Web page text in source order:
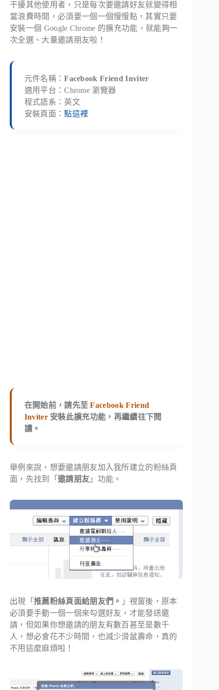
干擾其他使用者，只是每次要邀請好友就變得相
當浪費時間，必須要一個一個慢慢點，其實只要
安裝一個 Google Chrome 的擴充功能，就能夠一
次全選、大量邀請朋友啦！
元件名稱：Facebook Friend Inviter
適用平台：Chrome 瀏覽器
程式語系：英文
安裝頁面：點這裡
在開始前，請先至Facebook Friend
Inviter安裝此擴充功能，再繼續往下閱
讀。
舉例來說，想要邀請朋友加入我所建立的粉絲頁
面，先找到「 邀請朋友 」功能。
出現「 推薦粉絲頁面給朋友們。 」視窗後，原本
必須要手動一個一個來勾選好友，才能發送邀
請，但如果你想邀請的朋友有數百甚至是數千
人，想必會花不少時間，也減少滑鼠壽命，真的
不用這麼麻煩啦！